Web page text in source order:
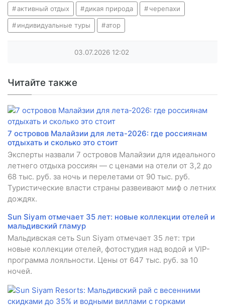
активный отдых дикая природа черепахи
индивидуальные туры атор
03.07.2026 12:02
Читайте также
7 островов Малайзии для лета-2026: где россиянам
отдыхать и сколько это стоит
Эксперты назвали 7 островов Малайзии для идеального
летнего отдыха россиян — с ценами на отели от 3,2 до
68 тыс. руб. за ночь и перелетами от 90 тыс. руб.
Туристические власти страны развеивают миф о летних
дождях.
Sun Siyam отмечает 35 лет: новые коллекции отелей и
мальдивский гламур
Мальдивская сеть Sun Siyam отмечает 35 лет: три
новые коллекции отелей, фотостудия над водой и VIP-
программа лояльности. Цены от 647 тыс. руб. за 10
ночей.